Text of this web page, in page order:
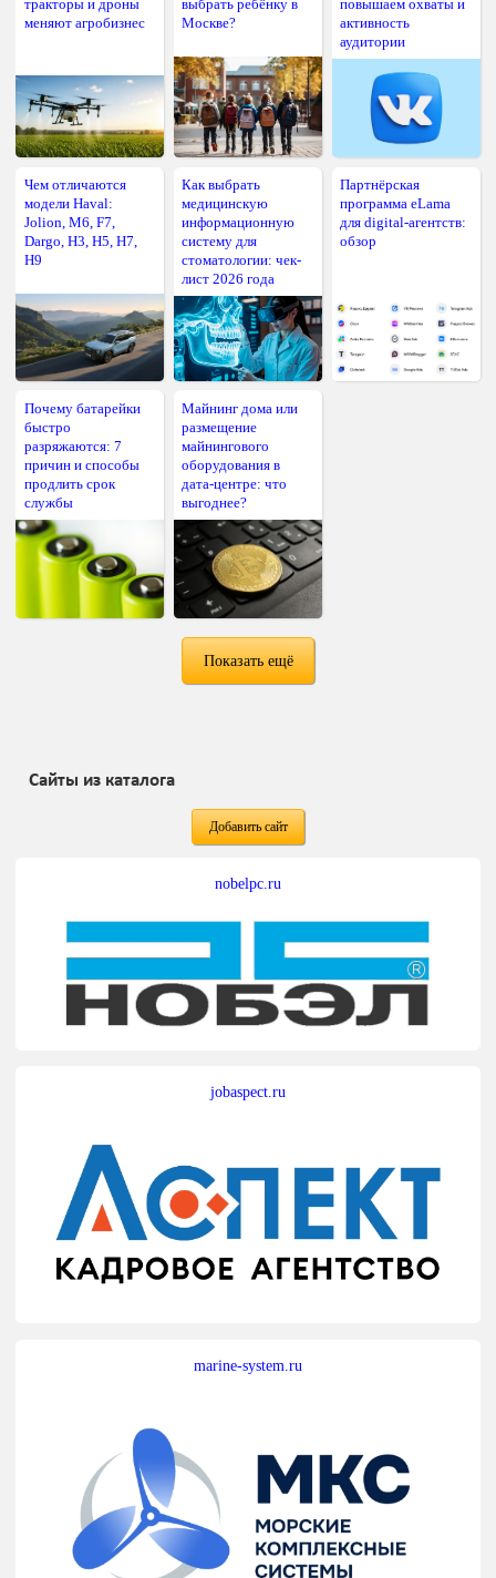
тракторы и дроны
меняют агробизнес
выбрать ребёнку в
Москве?
повышаем охваты и
активность
аудитории
Чем отличаются
модели Haval:
Jolion, M6, F7,
Dargo, H3, H5, H7,
H9
Как выбрать
медицинскую
информационную
систему для
стоматологии: чек-
лист 2026 года
Партнёрская
программа eLama
для digital-агентств:
обзор
Почему батарейки
быстро
разряжаются: 7
причин и способы
продлить срок
службы
Майнинг дома или
размещение
майнингового
оборудования в
дата-центре: что
выгоднее?
Показать ещё
Сайты из каталога
Добавить сайт
nobelpc.ru
jobaspect.ru
marine-system.ru